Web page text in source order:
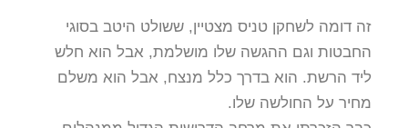
זה דומה לשחקן טניס מצטיין, ששולט היטב בסוגי
החבטות וגם ההגשה שלו מושלמת, אבל הוא חלש
ליד הרשת. הוא בדרך כלל מנצח, אבל הוא משלם
מחיר על החולשה שלו.